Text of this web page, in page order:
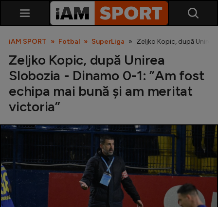
SuperLiga
Cupa României
Echipa Națională
iAM SPORT Fotbal SuperLiga Zeljko Kopic, după
Zeljko Kopic, după Unirea
Slobozia - Dinamo 0-1: ”Am fost
echipa mai bună și am meritat
victoria”